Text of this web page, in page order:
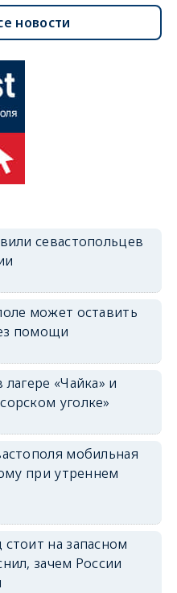
новости
севастопольцев
может оставить
помощи
«Чайка» и
уголке»
мобильная
при утреннем
на запасном
зачем России